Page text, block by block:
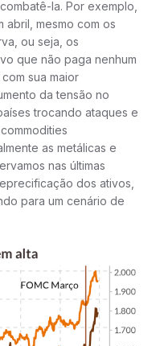
la. Por exemplo,
abril, mesmo com os
ou seja, os
que não paga nenhum
sua maior
da tensão no
trocando ataques e
as metálicas e
nas últimas
dos ativos,
para um cenário de